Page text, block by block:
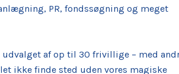
PR, fondssøgning og meget
udvalget af op til 30 frivillige – med
ikke finde sted uden vores magiske